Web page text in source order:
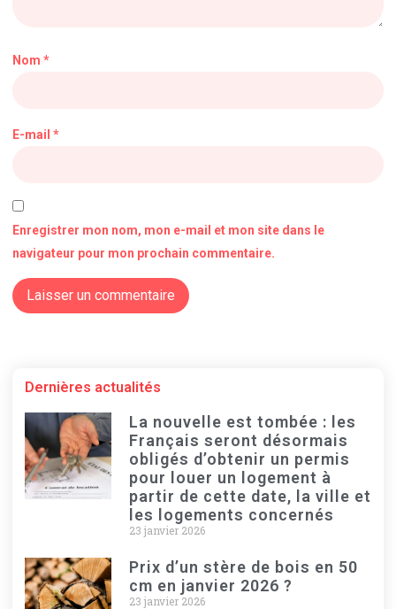
Nom *
E-mail *
Enregistrer mon nom, mon e-mail et mon site dans le
navigateur pour mon prochain commentaire.
Dernières actualités
La nouvelle est tombée : les
Français seront désormais
obligés d’obtenir un permis
pour louer un logement à
partir de cette date, la ville et
les logements concernés
23 janvier 2026
Prix d’un stère de bois en 50
cm en janvier 2026 ?
23 janvier 2026